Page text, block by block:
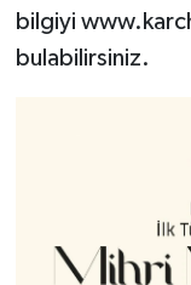
bilgiyi
bulabilirsiniz.